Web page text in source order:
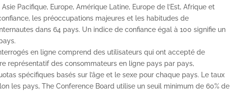
Pacifique, Europe, Amérique Latine, Europe de l’Est, Afrique et
les préoccupations majeures et les habitudes de
dans 64 pays. Un indice de confiance égal à 100 signifie un
en ligne comprend des utilisateurs qui ont accepté de
représentatif des consommateurs en ligne pays par pays,
spécifiques basés sur l’âge et le sexe pour chaque pays. Le taux
les pays, The Conference Board utilise un seuil minimum de 60% de